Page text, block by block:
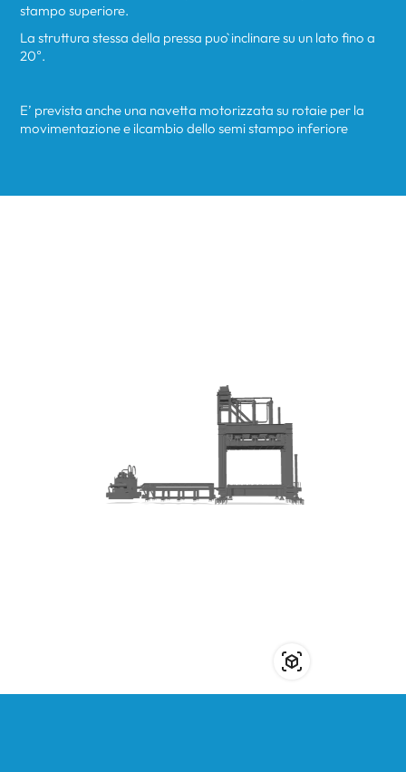
stampo superiore.
La struttura stessa della pressa può inclinare su un lato fino a
20°.
E’ prevista anche una navetta motorizzata su rotaie per la
movimentazione e ilcambio dello semi stampo inferiore